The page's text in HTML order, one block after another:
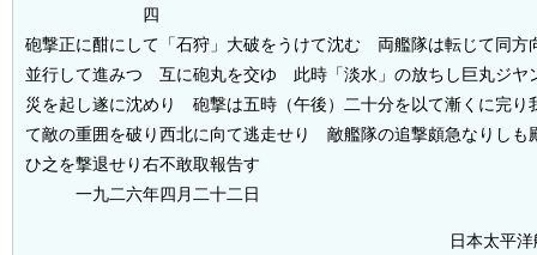
四
砲撃正に酣にして「石狩」大破をうけて沈む 両艦隊は転じて同方
並行して進みつゝ互に砲丸を交ゆ 此時「淡水」の放ちし巨丸ジヤ
災を起し遂に沈めり 砲撃は五時（午後）二十分を以て漸くに完り
て敵の重囲を破り西北に向て逃走せり 敵艦隊の追撃頗急なりしも
ひ之を撃退せり右不敢取報告す
一九二六年四月二十二日
日本太平